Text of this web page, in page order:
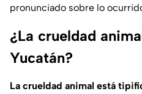
pronunciado sobre lo
¿La crueldad
Yucatán?
La crueldad animal está